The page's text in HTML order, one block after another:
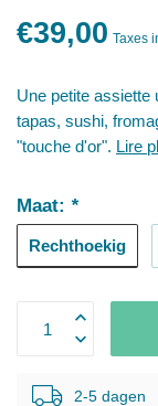
€39,00 Taxes
Une petite assiette
tapas, sushi,
"touche d'or". Lire
Maat: *
Rechthoekig
2-5 dagen